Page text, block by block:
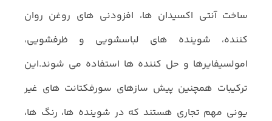
ساخت آنتی اکسیدان ها، افزودنی های روغن روان
کننده، شوینده های لباسشویی و ظرفشویی،
امولسیفایرها و حل کننده ها استفاده می شوند.این
ترکیبات همچنین پیش سازهای سورفکتانت های غیر
یونی مهم تجاری هستند که در شوینده ها، رنگ ها،